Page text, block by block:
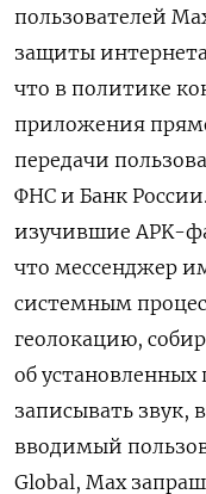
пользователей
защиты
что в политике
приложения
передачи
ФНС и Банк
изучившие APK-
что мессенджер
системным
геолокацию,
об
записывать звук,
вводимый
Global, Max